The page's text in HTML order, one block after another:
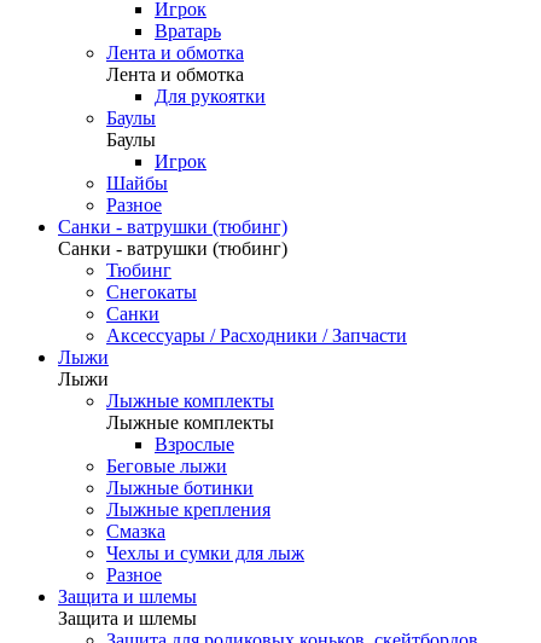
Игрок
Вратарь
Лента и обмотка
Лента и обмотка
Для рукоятки
Баулы
Баулы
Игрок
Шайбы
Разное
Санки - ватрушки (тюбинг)
Санки - ватрушки (тюбинг)
Тюбинг
Снегокаты
Санки
Аксессуары / Расходники / Запчасти
Лыжи
Лыжи
Лыжные комплекты
Лыжные комплекты
Взрослые
Беговые лыжи
Лыжные ботинки
Лыжные крепления
Смазка
Чехлы и сумки для лыж
Разное
Защита и шлемы
Защита и шлемы